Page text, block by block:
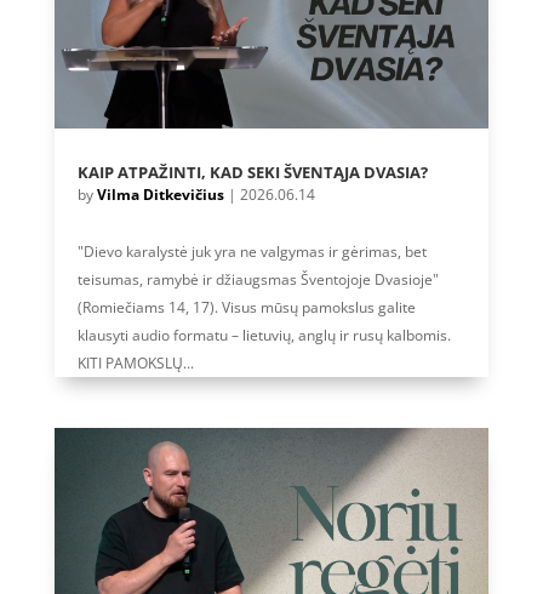
KAIP ATPAŽINTI, KAD SEKI ŠVENTĄJA DVASIA?
byVilma Ditkevičius| 2026.06.14
"Dievo karalystė juk yra ne valgymas ir gėrimas, bet
teisumas, ramybė ir džiaugsmas Šventojoje Dvasioje"
(Romiečiams 14, 17). Visus mūsų pamokslus galite
klausyti audio formatu – lietuvių, anglų ir rusų kalbomis.
KITI PAMOKSLŲ...